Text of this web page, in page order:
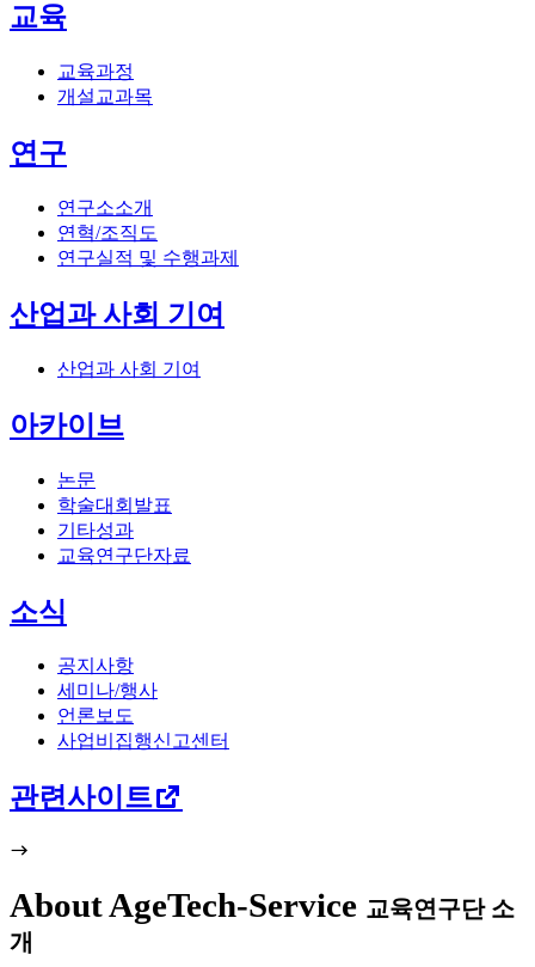
교육
교육과정
개설교과목
연구
연구소소개
연혁/조직도
연구실적 및 수행과제
산업과 사회 기여
산업과 사회 기여
아카이브
논문
학술대회발표
기타성과
교육연구단자료
소식
공지사항
세미나/행사
언론보도
사업비집행신고센터
관련사이트
About AgeTech-Service 교육연구단 소
개